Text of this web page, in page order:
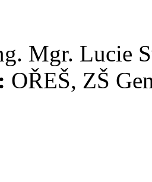
Mgr. Lucie
OŘEŠ, ZŠ